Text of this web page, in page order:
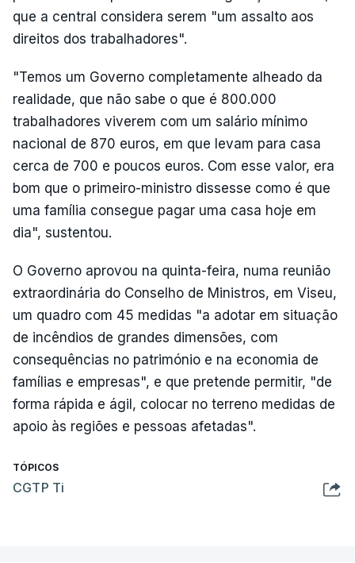
que a central considera serem "um assalto aos
direitos dos trabalhadores".
"Temos um Governo completamente alheado da
realidade, que não sabe o que é 800.000
trabalhadores viverem com um salário mínimo
nacional de 870 euros, em que levam para casa
cerca de 700 e poucos euros. Com esse valor, era
bom que o primeiro-ministro dissesse como é que
uma família consegue pagar uma casa hoje em
dia", sustentou.
O Governo aprovou na quinta-feira, numa reunião
extraordinária do Conselho de Ministros, em Viseu,
um quadro com 45 medidas "a adotar em situação
de incêndios de grandes dimensões, com
consequências no património e na economia de
famílias e empresas", e que pretende permitir, "de
forma rápida e ágil, colocar no terreno medidas de
apoio às regiões e pessoas afetadas".
TÓPICOS
CGTP Ti